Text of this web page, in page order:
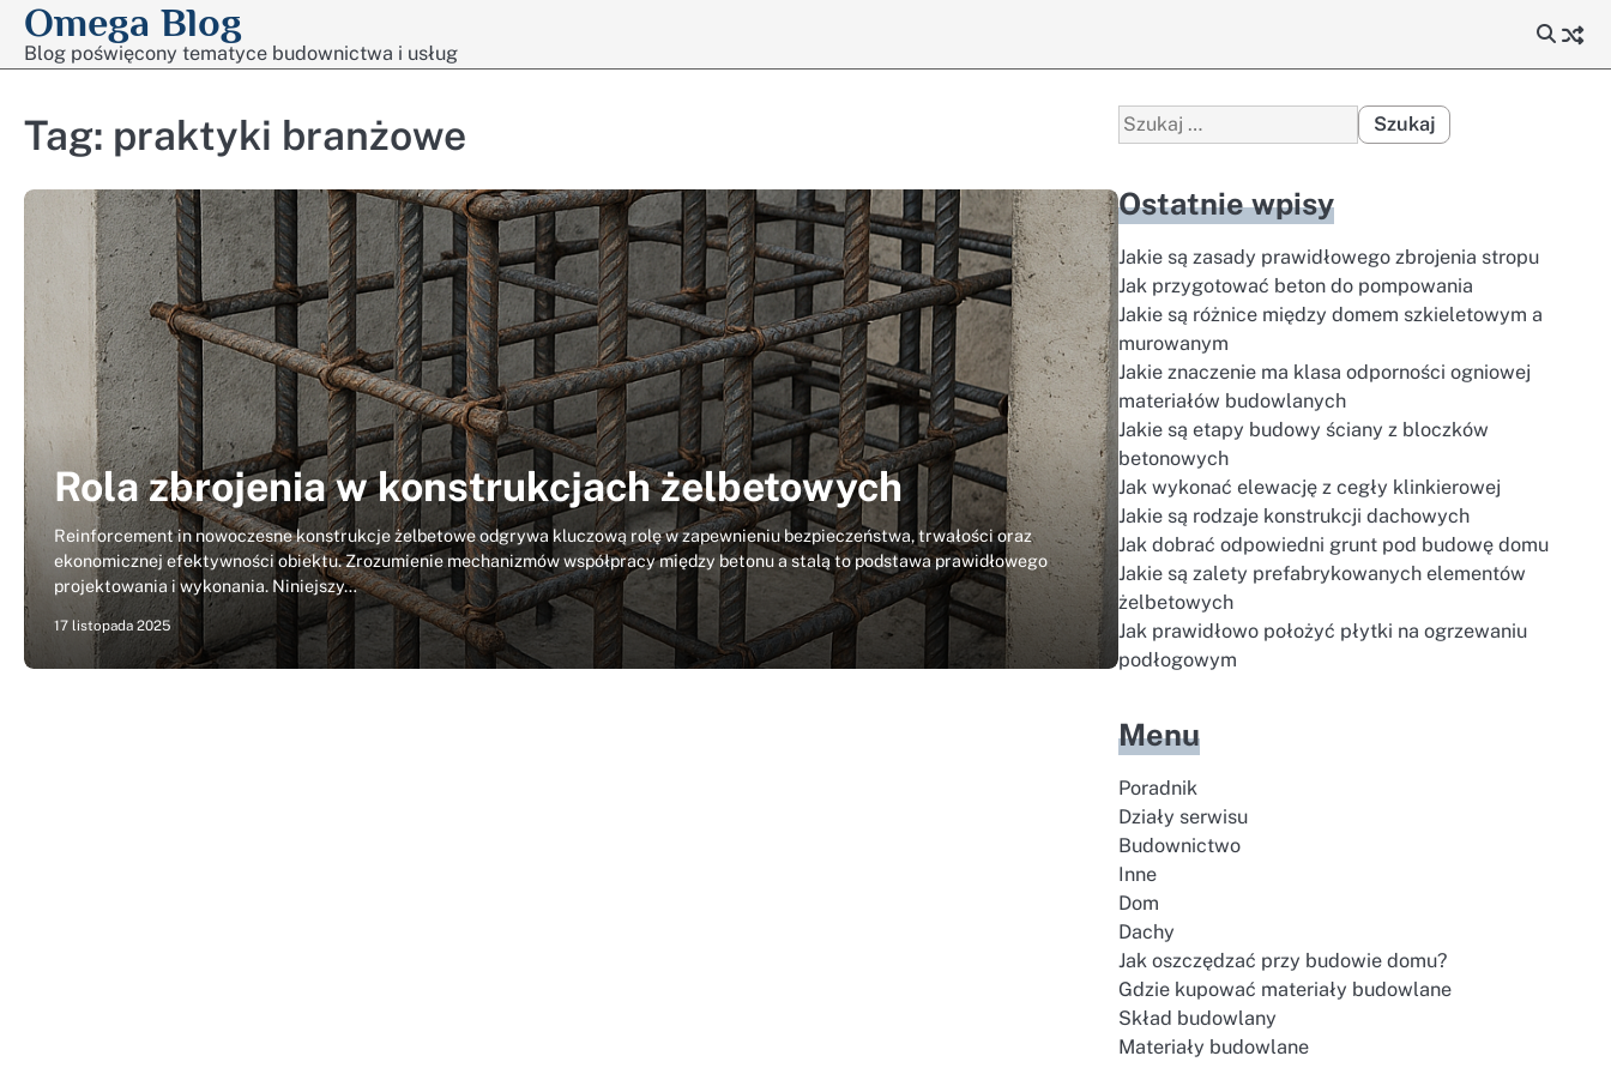
Skip
content
Omega Blog
Blog poświęcony tematyce budownictwa i usług
Tag: praktyki branżowe
Rola zbrojenia w konstrukcjach żelbetowych
Reinforcement in nowoczesne konstrukcje żelbetowe odgrywa kluczową rolę w zapewnieniu bezpieczeństwa, trwałości oraz
ekonomicznej efektywności obiektu. Zrozumienie mechanizmów współpracy między betonu a stalą to podstawa prawidłowego
projektowania i wykonania. Niniejszy…
17 listopada 2025
Szukaj:
Ostatnie wpisy
Jakie są zasady prawidłowego zbrojenia stropu
Jak przygotować beton do pompowania
Jakie są różnice między domem szkieletowym a
murowanym
Jakie znaczenie ma klasa odporności ogniowej
materiałów budowlanych
Jakie są etapy budowy ściany z bloczków
betonowych
Jak wykonać elewację z cegły klinkierowej
Jakie są rodzaje konstrukcji dachowych
Jak dobrać odpowiedni grunt pod budowę domu
Jakie są zalety prefabrykowanych elementów
żelbetowych
Jak prawidłowo położyć płytki na ogrzewaniu
podłogowym
Menu
Poradnik
Działy serwisu
Budownictwo
Inne
Dom
Dachy
Jak oszczędzać przy budowie domu?
Gdzie kupować materiały budowlane
Skład budowlany
Materiały budowlane